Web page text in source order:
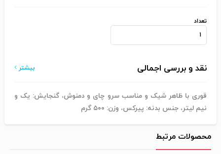
تعداد
نقد و بررسی اجمالی بیشتر
قوری با ظاهر شیک و مناسب سرو چای و دمنوش، گنجایش: یک و
نیم لیتر، جنس بدنه: پیرکس، وزن: ۵۰۰ گرم
محصولات مرتبط